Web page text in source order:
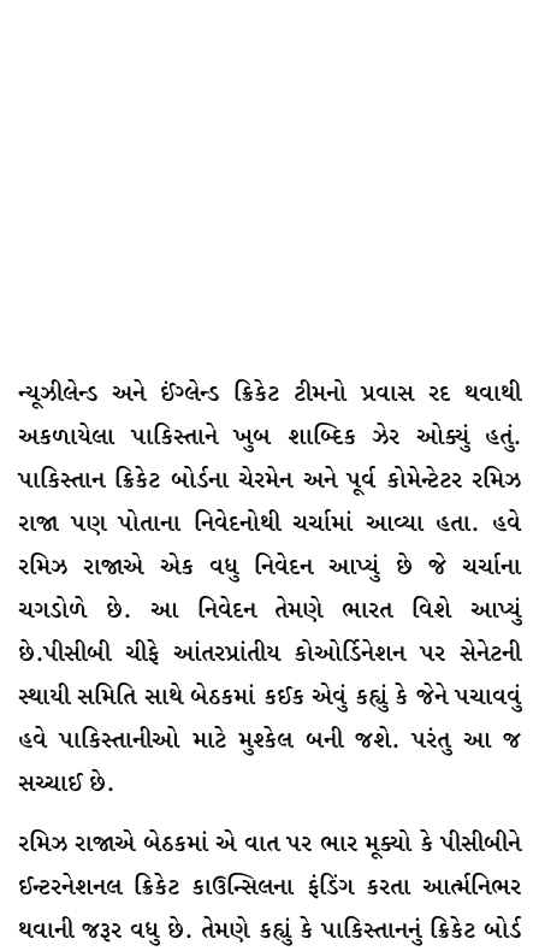
ન્યૂઝીલેન્ડ અને ઈંગ્લેન્ડ ક્રિકેટ ટીમનો પ્રવાસ રદ થવાથી
અકળાયેલા પાકિસ્તાને ખુબ શાબ્દિક ઝેર ઓક્યું હતું.
પાકિસ્તાન ક્રિકેટ બોર્ડના ચેરમેન અને પૂર્વ કોમેન્ટેટર રમિઝ
રાજા પણ પોતાના નિવેદનોથી ચર્ચામાં આવ્યા હતા. હવે
રમિઝ રાજાએ એક વધુ નિવેદન આપ્યું છે જે ચર્ચાના
ચગડોળે છે. આ નિવેદન તેમણે ભારત વિશે આપ્યું
છે.પીસીબી ચીફે આંતરપ્રાંતીય કોઓર્ડિનેશન પર સેનેટની
સ્થાયી સમિતિ સાથે બેઠકમાં કઈક એવું કહ્યું કે જેને પચાવવું
હવે પાકિસ્તાનીઓ માટે મુશ્કેલ બની જશે. પરંતુ આ જ
સચ્ચાઈ છે.
રમિઝ રાજાએ બેઠકમાં એ વાત પર ભાર મૂક્યો કે પીસીબીને
ઈન્ટરનેશનલ ક્રિકેટ કાઉન્સિલના ફંડિંગ કરતા આર્ત્મનિભર
થવાની જરૂર વધુ છે. તેમણે કહ્યું કે પાકિસ્તાનનું ક્રિકેટ બોર્ડ